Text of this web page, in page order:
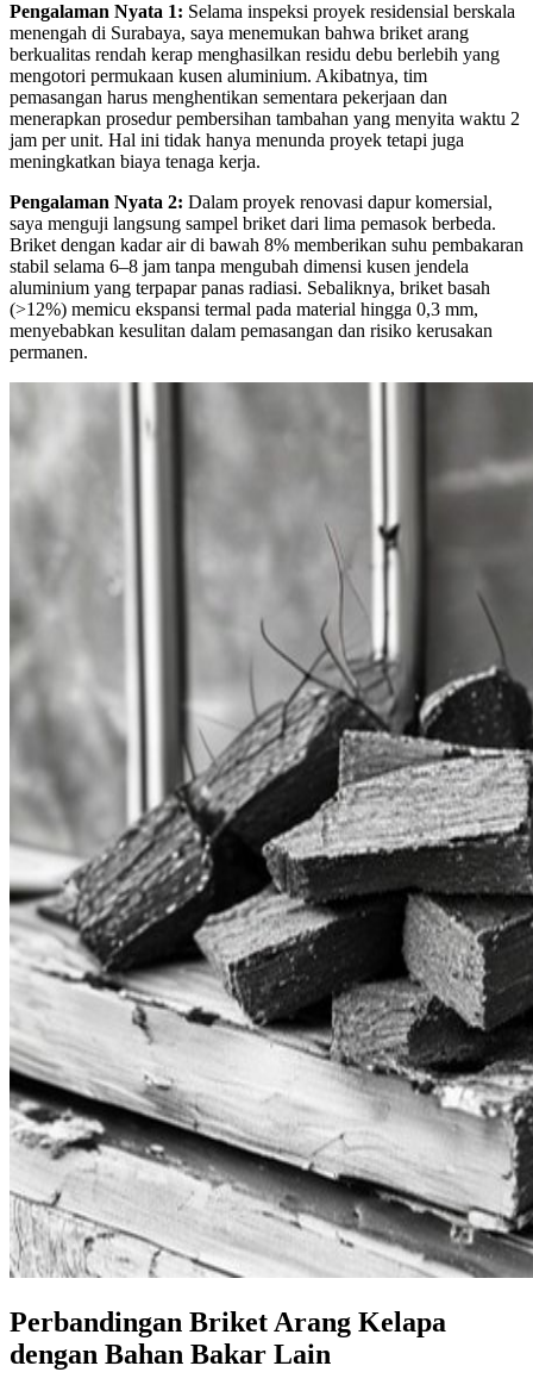
Pengalaman Nyata 1: Selama inspeksi proyek residensial berskala
menengah di Surabaya, saya menemukan bahwa briket arang
berkualitas rendah kerap menghasilkan residu debu berlebih yang
mengotori permukaan kusen aluminium. Akibatnya, tim
pemasangan harus menghentikan sementara pekerjaan dan
menerapkan prosedur pembersihan tambahan yang menyita waktu 2
jam per unit. Hal ini tidak hanya menunda proyek tetapi juga
meningkatkan biaya tenaga kerja.
Pengalaman Nyata 2: Dalam proyek renovasi dapur komersial,
saya menguji langsung sampel briket dari lima pemasok berbeda.
Briket dengan kadar air di bawah 8% memberikan suhu pembakaran
stabil selama 6–8 jam tanpa mengubah dimensi kusen jendela
aluminium yang terpapar panas radiasi. Sebaliknya, briket basah
(>12%) memicu ekspansi termal pada material hingga 0,3 mm,
menyebabkan kesulitan dalam pemasangan dan risiko kerusakan
permanen.
Perbandingan Briket Arang Kelapa
dengan Bahan Bakar Lain